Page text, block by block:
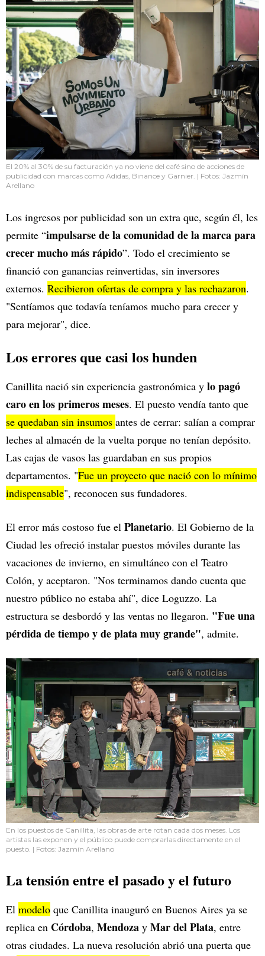
El 20% al 30% de su facturación ya no viene del café sino de acciones de
publicidad con marcas como Adidas, Binance y Garnier. | Fotos: Jazmín
Arellano
Los ingresos por publicidad son un extra que, según él, les
permite “impulsarse de la comunidad de la marca para
crecer mucho más rápido”. Todo el crecimiento se
financió con ganancias reinvertidas, sin inversores
externos. Recibieron ofertas de compra y las rechazaron.
"Sentíamos que todavía teníamos mucho para crecer y
para mejorar", dice.
Los errores que casi los hunden
Canillita nació sin experiencia gastronómica y lo pagó
caro en los primeros meses. El puesto vendía tanto que
se quedaban sin insumos antes de cerrar: salían a comprar
leches al almacén de la vuelta porque no tenían depósito.
Las cajas de vasos las guardaban en sus propios
departamentos. "Fue un proyecto que nació con lo mínimo
indispensable", reconocen sus fundadores.
El error más costoso fue el Planetario. El Gobierno de la
Ciudad les ofreció instalar puestos móviles durante las
vacaciones de invierno, en simultáneo con el Teatro
Colón, y aceptaron. "Nos terminamos dando cuenta que
nuestro público no estaba ahí", dice Loguzzo. La
estructura se desbordó y las ventas no llegaron. "Fue una
pérdida de tiempo y de plata muy grande", admite.
En los puestos de Canillita, las obras de arte rotan cada dos meses. Los
artistas las exponen y el público puede comprarlas directamente en el
puesto. | Fotos: Jazmín Arellano
La tensión entre el pasado y el futuro
El modelo que Canillita inauguró en Buenos Aires ya se
replica en Córdoba, Mendoza y Mar del Plata, entre
otras ciudades. La nueva resolución abrió una puerta que